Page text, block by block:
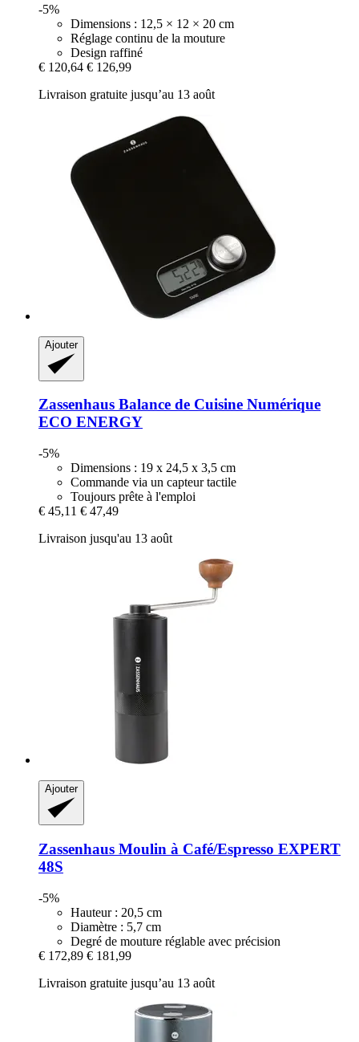
-5%
Dimensions : 12,5 × 12 × 20 cm
Réglage continu de la mouture
Design raffiné
€ 120,64 € 126,99
Livraison gratuite jusqu’au 13 août
Ajouter
Zassenhaus Balance de Cuisine Numérique
ECO ENERGY
-5%
Dimensions : 19 x 24,5 x 3,5 cm
Commande via un capteur tactile
Toujours prête à l'emploi
€ 45,11 € 47,49
Livraison jusqu'au 13 août
Ajouter
Zassenhaus Moulin à Café/Espresso EXPERT
48S
-5%
Hauteur : 20,5 cm
Diamètre : 5,7 cm
Degré de mouture réglable avec précision
€ 172,89 € 181,99
Livraison gratuite jusqu’au 13 août